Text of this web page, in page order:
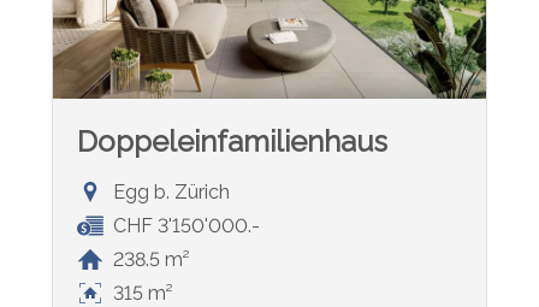
Doppeleinfamilienhaus
Egg b. Zürich
CHF 3'150'000.-
238.5 m²
315 m²